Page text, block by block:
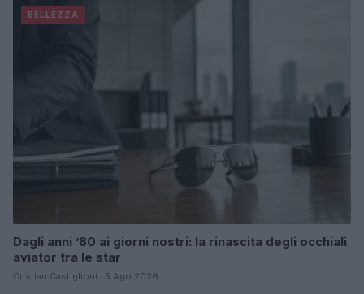
BELLEZZA
Dagli anni ’80 ai giorni nostri: la rinascita degli occhiali
aviator tra le star
Cristian Castiglioni · 5 Ago 2026